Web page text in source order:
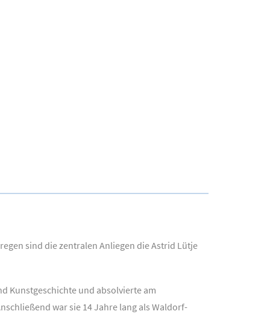
sind die zentralen Anliegen die Astrid Lütje
Kunstgeschichte und absolvierte am
war sie 14 Jahre lang als Waldorf-